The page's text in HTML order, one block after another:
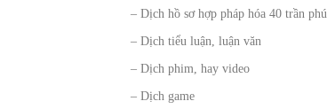
– Dịch hồ sơ hợp pháp hóa 40 trần phú
– Dịch tiểu luận, luận văn
– Dịch phim, hay video
– Dịch game